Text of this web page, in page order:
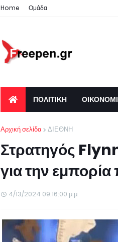
Home Ομάδα
ΠΟΛΙΤΙΚΗ
Αρχική σελίδα ΔΙΕΘΝΗ
Στρατηγός
για την εμπορία
4/13/2024 09:16:00 μ.μ.